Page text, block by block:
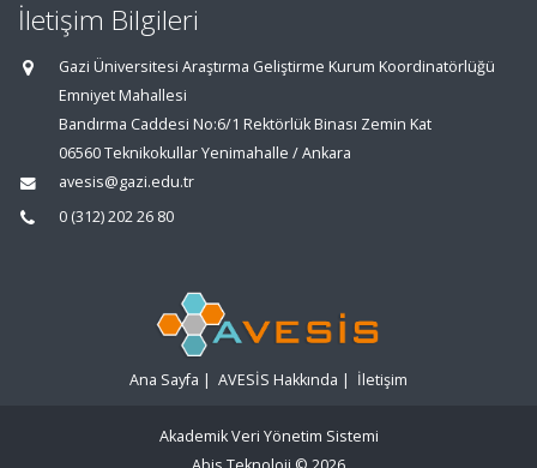
İletişim Bilgileri
Gazi Üniversitesi Araştırma Geliştirme Kurum Koordinatörlüğü
Emniyet Mahallesi
Bandırma Caddesi No:6/1 Rektörlük Binası Zemin Kat
06560 Teknikokullar Yenimahalle / Ankara
avesis@gazi.edu.tr
0 (312) 202 26 80
Ana Sayfa | AVESİS Hakkında | İletişim
Akademik Veri Yönetim Sistemi